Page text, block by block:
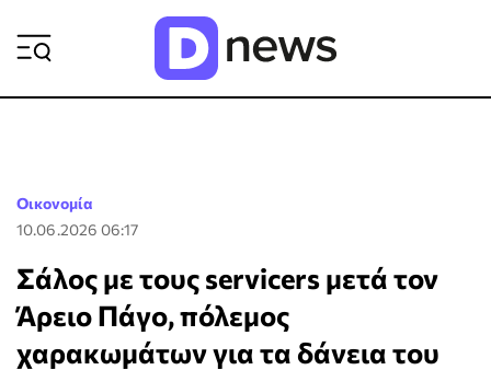
Οικονομία
10.06.2026 06:17
Σάλος με τους servicers μετά τον
Άρειο Πάγο, πόλεμος
χαρακωμάτων για τα δάνεια του